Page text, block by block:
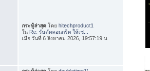
กระทู้ล่าสุด โดยhitechproduct1
ใน Re: รับตัดคอนกรีต ให้เช่...
เมื่อ วันที่ 6 สิงหาคม 2026, 19:57:19 น.